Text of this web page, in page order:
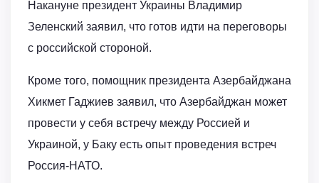
Накануне президент Украины Владимир
Зеленский заявил, что готов идти на переговоры
с российской стороной.
Кроме того, помощник президента Азербайджана
Хикмет Гаджиев заявил, что Азербайджан может
провести у себя встречу между Россией и
Украиной, у Баку есть опыт проведения встреч
Россия-НАТО.